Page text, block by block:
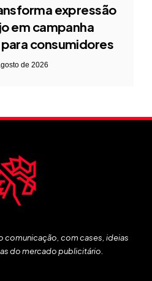
expressão
em campanha
consumidores
de 2026
comunicação, com cases, ideias
do mercado publicitário.